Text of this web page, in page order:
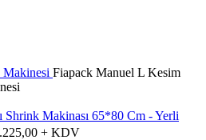
Makinesi Fiapack Manuel L Kesim
Shrink Makinası 65*80 Cm - Yerli
+ KDV